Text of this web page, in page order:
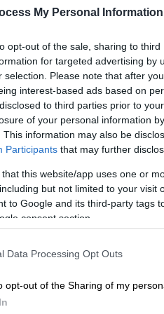
My Personal Information
opt-out of the sale, sharing to
for targeted advertising by
selection. Please note that after
interest-based ads based on
to third parties prior to
of your personal information
This information may also be
Participants that may further
that this website/app uses one or
but not limited to your visit
to Google and its third-party tags
consent section.
Data Processing Opt Outs
opt-out of the Sharing of my
τουΟλυμπιακού
ο πρώην
Σταδίου του ΟΑΚΑ